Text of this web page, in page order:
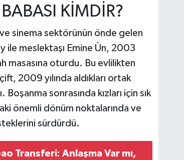
KİMDİR?
ve sinema sektörünün önde gelen
ile meslektaşı Emine Ün, 2003
masasına oturdu. Bu evlilikten
2009 yılında aldıkları ortak
Boşanma sonrasında kızları için sık
önemli dönüm noktalarında ve
sürdürdü.
Transferi: Anlaşma Var mı,